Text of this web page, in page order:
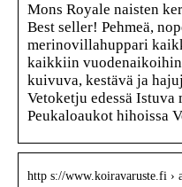
Mons Royale naisten
Best seller! Pehmeä,
merinovillahuppari
kaikkiin
kuivuva, kestävä ja
Vetoketju edessä
Peukaloaukot hihoissa
http s://www.koiravaruste.fi ›